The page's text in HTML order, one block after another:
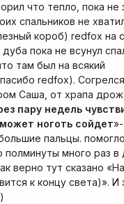
что тепло, пока не
спальников не
короб) redfox на
пока не всунул
там был на всякий
redfox).
Саша, от храпа
пару недель
ноготь сойдет
пальцы.
полминуты много раз в
верно тут сказано
к концу света)». И